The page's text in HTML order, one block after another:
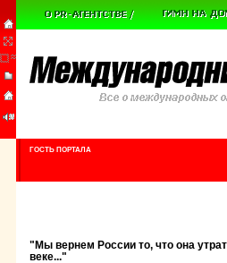
ГОСТЬ ПОРТАЛА
"Мы вернем России то, что она
веке..."